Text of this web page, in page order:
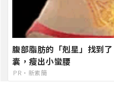
腹部脂肪的「剋星」找到
囊，瘦出小蠻腰
PR・新素簡